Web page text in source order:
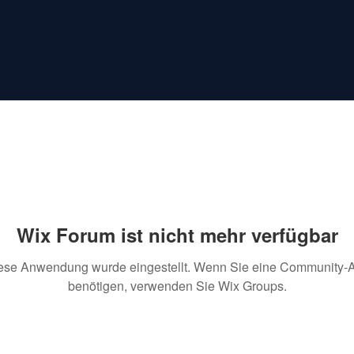
Wix Forum ist nicht mehr verfügbar
Anwendung wurde eingestellt. Wenn Sie eine Community-
benötigen, verwenden Sie Wix Groups.